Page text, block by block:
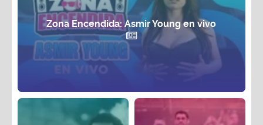
Zona Encendida: Asmir Young en vivo